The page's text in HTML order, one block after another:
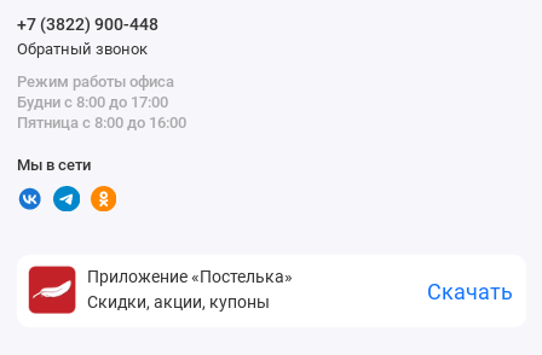
+7 (3822) 900-448
Обратный звонок
Режим работы офиса
Будни с 8:00 до 17:00
Пятница с 8:00 до 16:00
Мы в сети
Приложение «Постелька»
Скидки, акции, купоны
Скачать